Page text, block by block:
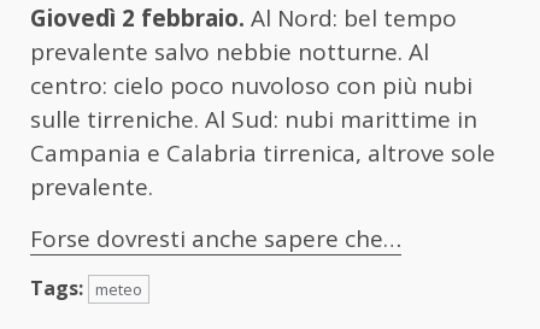
Giovedì 2 febbraio. Al Nord: bel tempo
prevalente salvo nebbie notturne. Al
centro: cielo poco nuvoloso con più nubi
sulle tirreniche. Al Sud: nubi marittime in
Campania e Calabria tirrenica, altrove sole
prevalente.
Forse dovresti anche sapere che…
Tags: meteo